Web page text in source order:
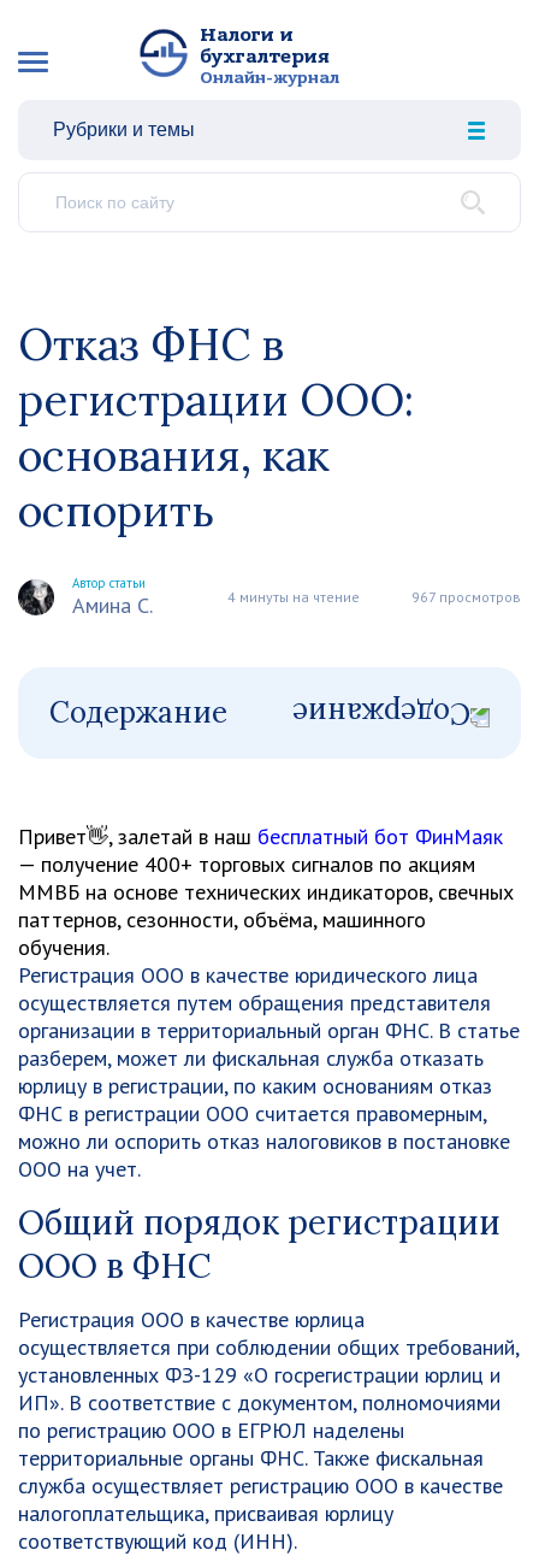
Налоги и
бухгалтерия
Онлайн-журнал
Рубрики и темы
Отказ ФНС в
регистрации ООО:
основания, как
оспорить
Автор статьи
Амина С. 4 минуты на чтение 967 просмотров
Содержание
Привет👋, залетай в наш бесплатный бот ФинМаяк
— получение 400+ торговых сигналов по акциям
ММВБ на основе технических индикаторов, свечных
паттернов, сезонности, объёма, машинного
обучения.
Регистрация ООО в качестве юридического лица
осуществляется путем обращения представителя
организации в территориальный орган ФНС. В статье
разберем, может ли фискальная служба отказать
юрлицу в регистрации, по каким основаниям отказ
ФНС в регистрации ООО считается правомерным,
можно ли оспорить отказ налоговиков в постановке
ООО на учет.
Общий порядок регистрации
ООО в ФНС
Регистрация ООО в качестве юрлица
осуществляется при соблюдении общих требований,
установленных ФЗ-129 «О госрегистрации юрлиц и
ИП». В соответствие с документом, полномочиями
по регистрацию ООО в ЕГРЮЛ наделены
территориальные органы ФНС. Также фискальная
служба осуществляет регистрацию ООО в качестве
налогоплательщика, присваивая юрлицу
соответствующий код (ИНН).